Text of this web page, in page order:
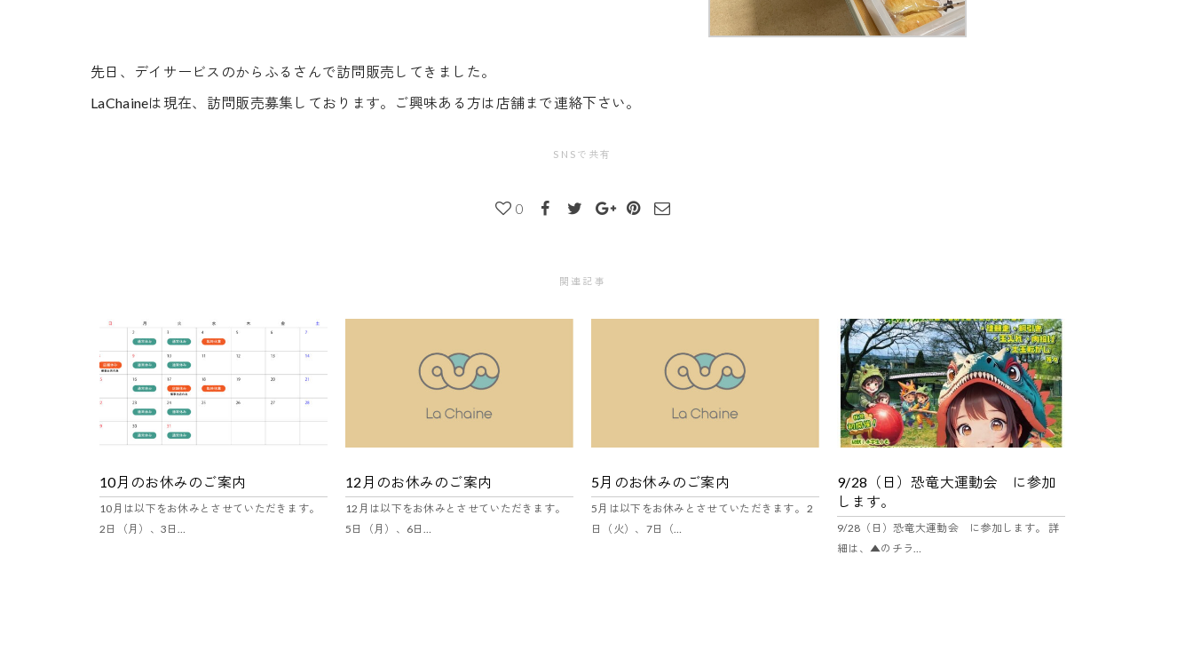
先日、デイサービスのからふるさんで訪問販売してきました。
LaChaineは現在、訪問販売募集しております。ご興味ある方は店舗まで連絡下さい。
SNSで共有
0
関連記事
10月のお休みのご案内
10月は以下をお休みとさせていただきます。
2日（月）、3日…
12月のお休みのご案内
12月は以下をお休みとさせていただきます。
5日（月）、6日…
5月のお休みのご案内
5月は以下をお休みとさせていただきます。 2
日（火）、7日（…
9/28（日）恐竜大運動会 に参加
します。
9/28（日）恐竜大運動会 に参加します。 詳
細は、▲のチラ…